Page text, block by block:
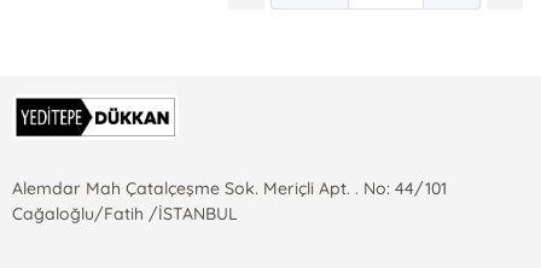
Alemdar Mah Çatalçeşme Sok. Meriçli Apt. . No: 44/101
Cağaloğlu/Fatih /İSTANBUL